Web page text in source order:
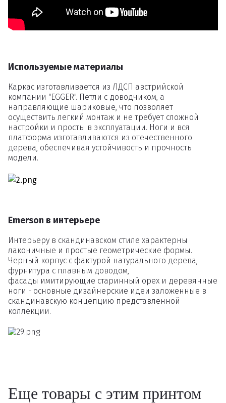
Используемые материалы
Каркас изготавливается из ЛДСП австрийской
компании "EGGER". Петли c доводчиком, а
направляющие шариковые, что позволяет
осуществить легкий монтаж и не требует сложной
настройки и просты в эксплуатации. Ноги и вся
платформа изготавливаются из отечественного
дерева, обеспечивая устойчивость и прочность
модели.
Emerson в интерьере
Интерьеру в скандинавском стиле характерны
лаконичные и простые геометрические формы.
Черный корпус с фактурой натурального дерева,
фурнитура с плавным доводом,
фасады имитирующие старинный орех и деревянные
ноги - основные дизайнерские идеи заложенные в
скандинавскую концепцию представленной
коллекции.
Еще товары с этим принтом
Удаление
товаров
Удалить